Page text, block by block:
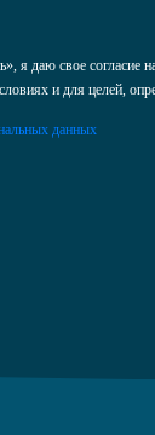
я даю свое согласие
и для целей,
данных